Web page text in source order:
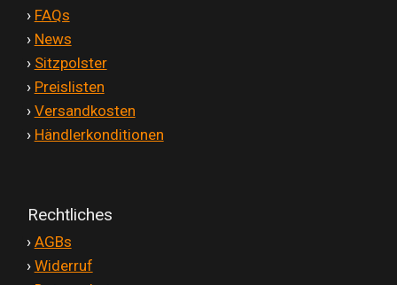
› FAQs
› News
› Sitzpolster
› Preislisten
› Versandkosten
› Händlerkonditionen
Rechtliches
› AGBs
› Widerruf